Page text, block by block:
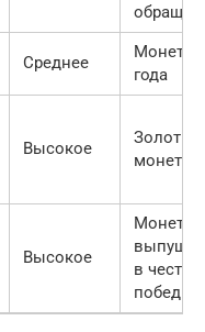
Среднее
Монеты
года
Высокое
Золотые
монеты
Высокое
Монеты,
в честь
побед